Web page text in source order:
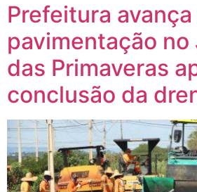
Prefeitura
pavimentação no
das Primaveras
conclusão da